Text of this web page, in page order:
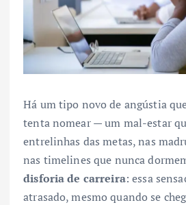
Há um tipo novo de angústia
tenta nomear — um mal-estar
entrelinhas das metas, nas
nas timelines que nunca
disforia de carreira: essa
atrasado, mesmo quando se